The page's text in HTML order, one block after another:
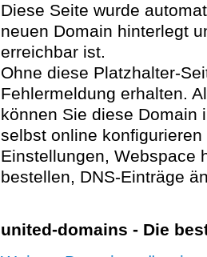
Diese Seite wurde
neuen Domain hinterlegt
erreichbar ist.
Ohne diese Platzhalter-
Fehlermeldung erhalten.
können Sie diese Domain
selbst online
Einstellungen, Webspace
bestellen, DNS-Einträge
united-domains - Die